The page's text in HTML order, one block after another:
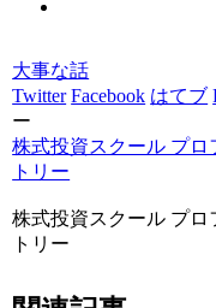
大事な話
Twitter Facebook はてブ
ー
株式投資スクール プロ
トリー
株式投資スクール プロ
トリー